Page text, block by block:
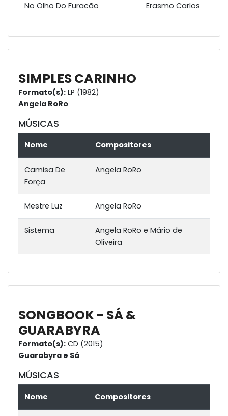
No Olho Do Furacão Erasmo Carlos
SIMPLES CARINHO
Formato(s): LP (1982)
Angela RoRo
MÚSICAS
Nome Compositores
Camisa De
Força
Angela RoRo
Mestre Luz Angela RoRo
Sistema
Angela RoRo e Mário de
Oliveira
SONGBOOK - SÁ &
GUARABYRA
Formato(s): CD (2015)
Guarabyra e Sá
MÚSICAS
Nome Compositores